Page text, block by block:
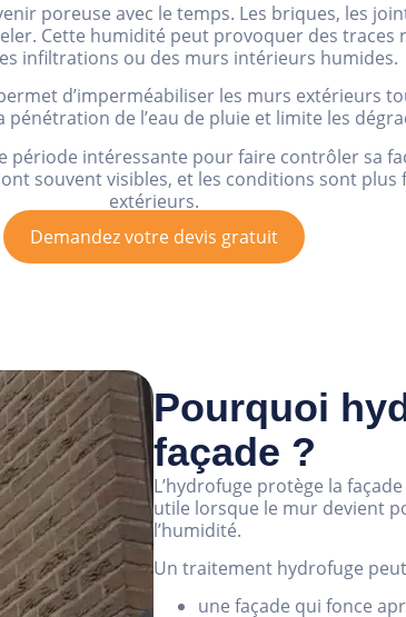
poreuse avec le temps. Les briques, les
Cette humidité peut provoquer des traces
infiltrations ou des murs intérieurs humides.
d’imperméabiliser les murs extérieurs
de l’eau de pluie et limite les
période intéressante pour faire contrôler sa
souvent visibles, et les conditions sont plus
extérieurs.
Demandez votre devis gratuit
Pourquoi
façade ?
L’hydrofuge protège la
utile lorsque le mur devient
l’humidité.
Un traitement hydrofuge
une façade qui fonce